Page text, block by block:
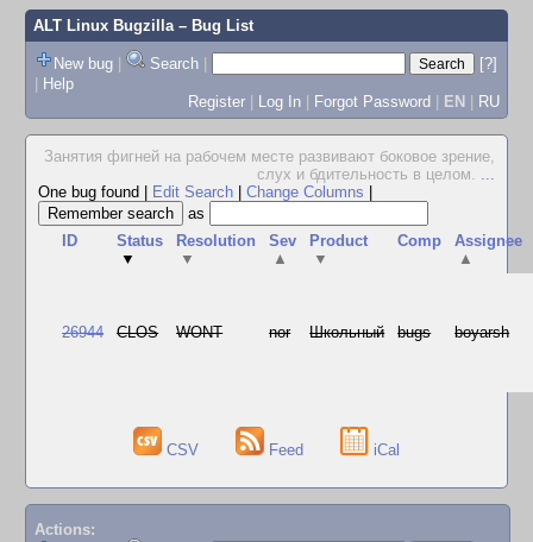
ALT Linux Bugzilla– Bug List
New bug | Search |
[?]
| Help
Register | Log In | Forgot Password | EN | RU
Занятия фигней на рабочем месте развивают боковое зрение,
слух и бдительность в целом. ...
One bug found
Edit Search Change Columns
as
ID
Status
▼
Resolution
▼
Sev
▲
Product
▼
Comp
Assignee
▲
26944 CLOS WONT nor Школьный bugs boyarsh
CSV Feed iCal
Actions: